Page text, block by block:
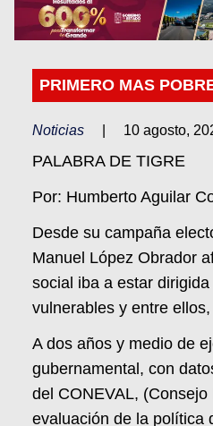
PRIMERO MAS
Noticias 10 agosto,
PALABRA DE TIGRE
Por: Humberto Aguilar
Desde su campaña
Manuel López Obrador
social iba a estar
vulnerables y entre
A dos años y medio de
gubernamental, con
del CONEVAL,
evaluación de la política